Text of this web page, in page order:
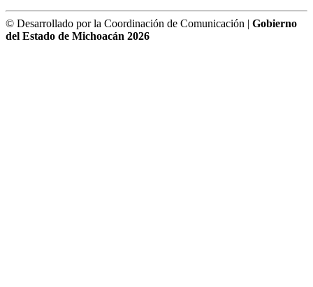
© Desarrollado por la Coordinación de Comunicación | Gobierno
del Estado de Michoacán 2026